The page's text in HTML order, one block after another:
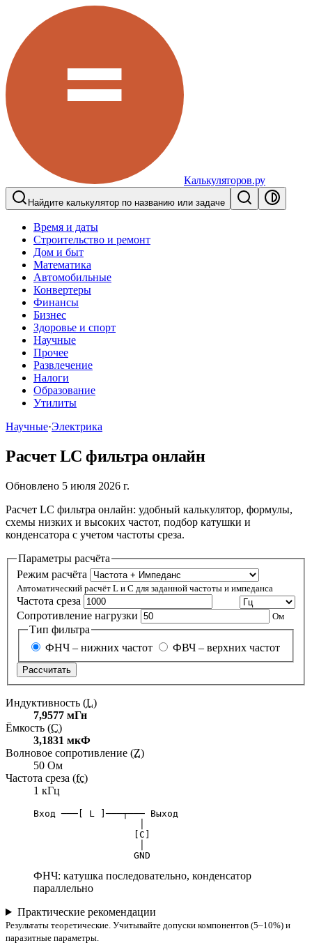
Калькуляторов.ру
Найдите калькулятор по названию или задаче
Время и даты
Строительство и ремонт
Дом и быт
Математика
Автомобильные
Конвертеры
Финансы
Бизнес
Здоровье и спорт
Научные
Прочее
Развлечение
Налоги
Образование
Утилиты
Научные·Электрика
Расчет LC фильтра онлайн
Обновлено 5 июля 2026 г.
Расчет LC фильтра онлайн: удобный калькулятор, формулы,
схемы низких и высоких частот, подбор катушки и
конденсатора с учетом частоты среза.
Параметры расчёта
Режим расчёта
Автоматический расчёт L и C для заданной частоты и импеданса
Частота среза
Сопротивление нагрузки
Ом
Тип фильтра
ФНЧ – нижних частот
ФВЧ – верхних частот
Рассчитать
Индуктивность (L)
7,9577 мГн
Ёмкость (C)
3,1831 мкФ
Волновое сопротивление (Z)
50 Ом
Частота среза (fc)
1 кГц
Вход ───[ L ]───┬─── Выход
                  [C]
                  GND
ФНЧ: катушка последовательно, конденсатор
параллельно
Практические рекомендации
Результаты теоретические. Учитывайте допуски компонентов (5–10%) и
паразитные параметры.